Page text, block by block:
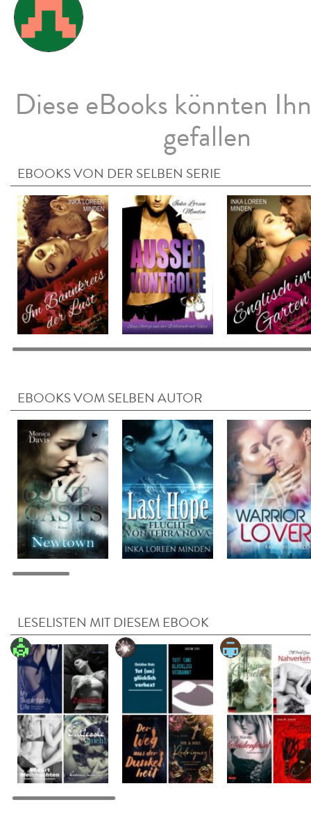
Diese eBooks könnten
gefallen
EBOOKS VON DER SELBEN SERIE
EBOOKS VOM SELBEN AUTOR
LESELISTEN MIT DIESEM EBOOK